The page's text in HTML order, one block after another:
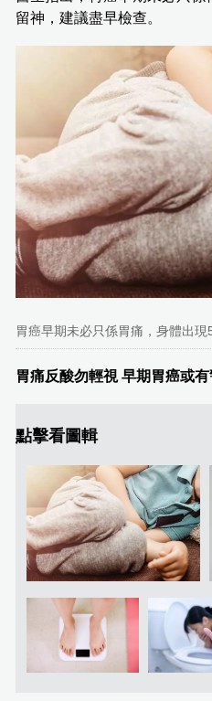
留神，建議盡早檢查。
胃癌早期未必只係胃痛，身體出
胃痛反酸勿輕視 早期胃癌或
點擊看圖輯